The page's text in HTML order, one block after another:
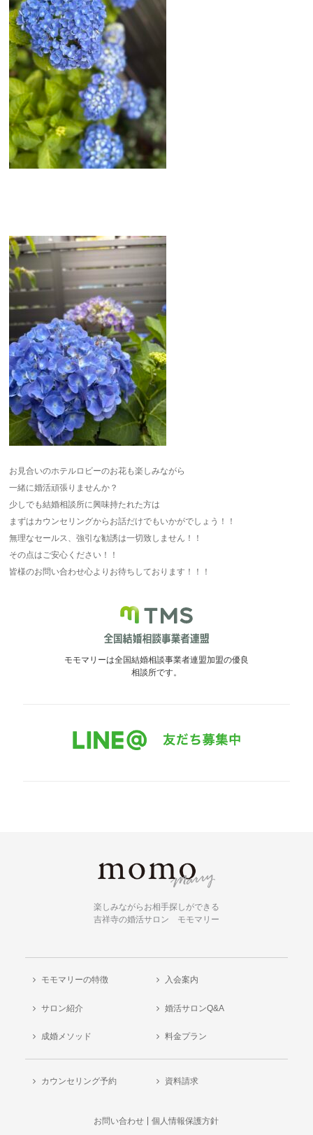
お見合いのホテルロビーのお花も楽しみながら
一緒に婚活頑張りませんか？
少しでも結婚相談所に興味持たれた方は
まずはカウンセリングからお話だけでもいかがでしょう！！
無理なセールス、強引な勧誘は一切致しません！！
その点はご安心ください！！
皆様のお問い合わせ心よりお待ちしております！！！
モモマリーは全国結婚相談事業者連盟加盟の優良
相談所です。
楽しみながらお相手探しができる
吉祥寺の婚活サロン モモマリー
モモマリーの特徴 入会案内
サロン紹介 婚活サロンQ&A
成婚メソッド 料金プラン
カウンセリング予約 資料請求
お問い合わせ 個人情報保護方針